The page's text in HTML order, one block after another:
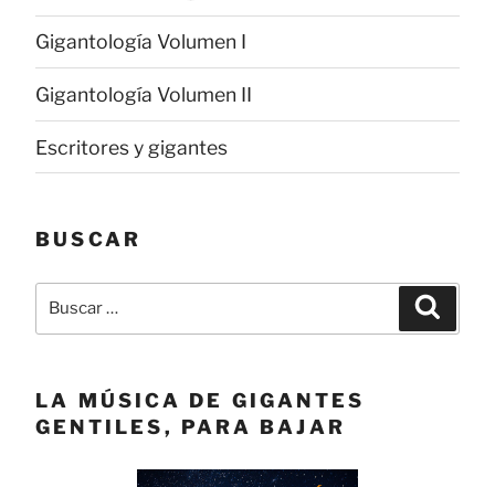
Gigantología Volumen I
Gigantología Volumen II
Escritores y gigantes
BUSCAR
Buscar
LA MÚSICA DE GIGANTES
GENTILES, PARA BAJAR